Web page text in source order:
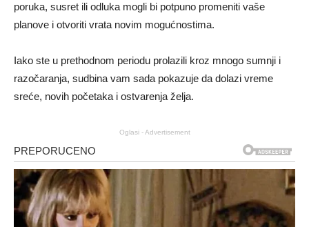
poruka, susret ili odluka mogli bi potpuno promeniti vaše
planove i otvoriti vrata novim mogućnostima.
Iako ste u prethodnom periodu prolazili kroz mnogo sumnji i
razočaranja, sudbina vam sada pokazuje da dolazi vreme
sreće, novih početaka i ostvarenja želja.
Oglasi - Advertisement